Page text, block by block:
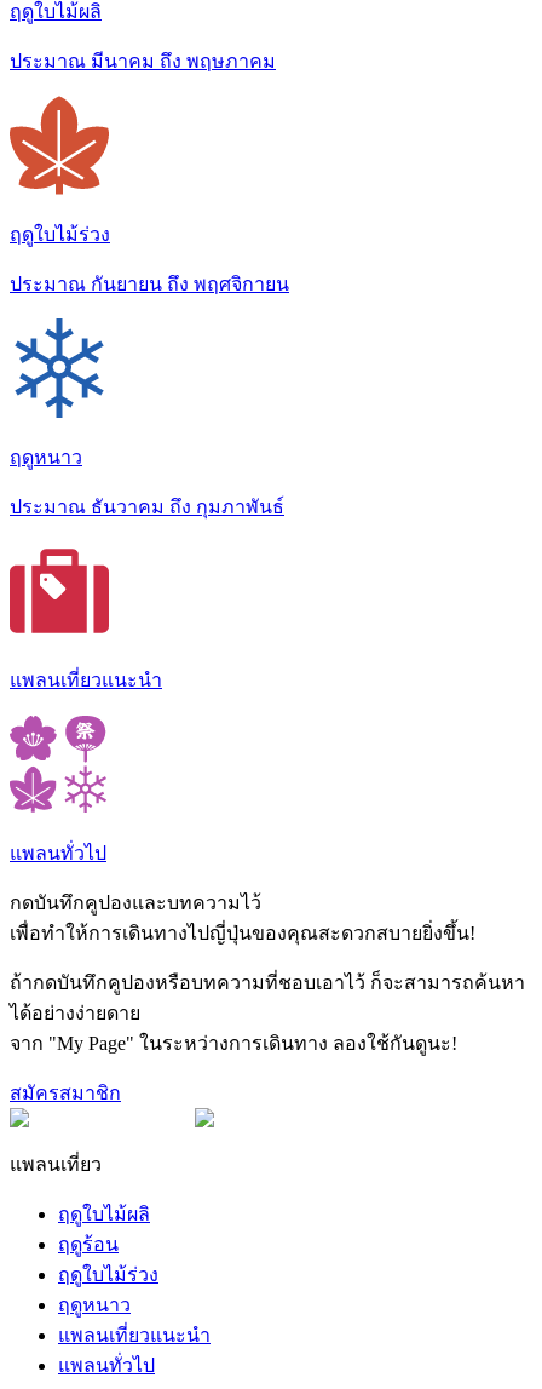
ฤดูใบไม้ผลิ
ประมาณ มีนาคม ถึง พฤษภาคม
ฤดูใบไม้ร่วง
ประมาณ กันยายน ถึง พฤศจิกายน
ฤดูหนาว
ประมาณ ธันวาคม ถึง กุมภาพันธ์
แพลนเที่ยวแนะนำ
แพลนทั่วไป
กดบันทึกคูปองและบทความไว้
เพื่อทำให้การเดินทางไปญี่ปุ่นของคุณสะดวกสบายยิ่งขึ้น!
ถ้ากดบันทึกคูปองหรือบทความที่ชอบเอาไว้ ก็จะสามารถค้นหา
ได้อย่างง่ายดาย
จาก "My Page" ในระหว่างการเดินทาง ลองใช้กันดูนะ!
สมัครสมาชิก
แพลนเที่ยว
ฤดูใบไม้ผลิ
ฤดูร้อน
ฤดูใบไม้ร่วง
ฤดูหนาว
แพลนเที่ยวแนะนำ
แพลนทั่วไป